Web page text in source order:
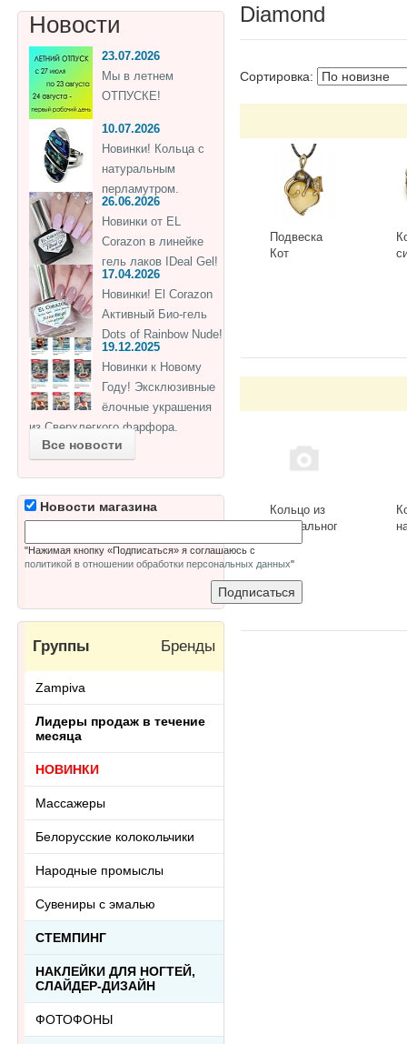
Diamond
Сортировка:
Подвеска
Кот
Кольцо из
натурального
камня
лазурит
Новости
23.07.2026
Мы в летнем
ОТПУСКЕ!
10.07.2026
Новинки! Кольца с
натуральным
перламутром.
26.06.2026
Новинки от EL
Corazon в линейке
гель лаков IDeal Gel!
17.04.2026
Новинки! El Corazon
Активный Био-гель
Dots of Rainbow Nude!
19.12.2025
Новинки к Новому
Году! Эксклюзивные
ёлочные украшения
из Сверхлегкого фарфора.
Все новости
Новости магазина
"Нажимая кнопку «Подписаться» я соглашаюсь с
политикой в отношении обработки персональных данных"
Группы Бренды
Zampiva
Лидеры продаж в течение
месяца
НОВИНКИ
Массажеры
Белорусские колокольчики
Народные промыслы
Сувениры с эмалью
СТЕМПИНГ
НАКЛЕЙКИ ДЛЯ НОГТЕЙ,
СЛАЙДЕР-ДИЗАЙН
ФОТОФОНЫ